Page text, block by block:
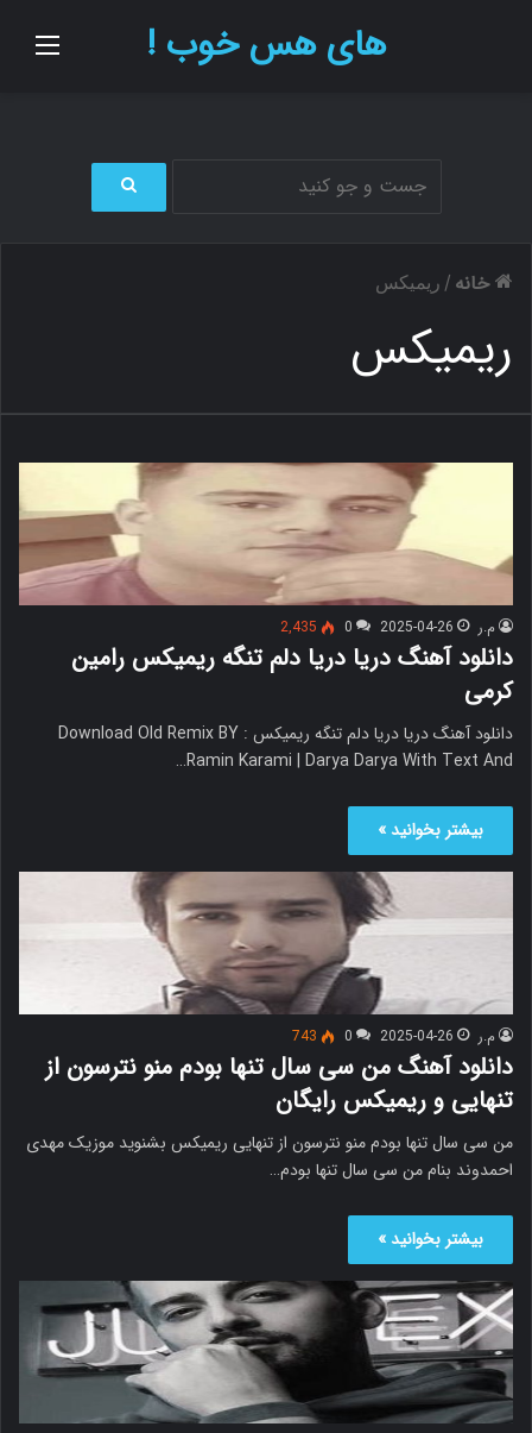
های هس خوب !
ج
ی
خانه / ریمیکس
ریمیکس
م.ر 2025-04-26
0
2,435
دانلود آهنگ دریا دریا دلم تنگه ریمیکس رامین
کرمی
دانلود آهنگ دریا دریا دلم تنگه ریمیکس Download Old Remix BY :
Ramin Karami | Darya Darya With Text And…
بیشتر بخوانید »
م.ر 2025-04-26
0
743
دانلود آهنگ من سی سال تنها بودم منو نترسون از
تنهایی و ریمیکس رایگان
من سی سال تنها بودم منو نترسون از تنهایی ریمیکس بشنوید موزیک مهدی
احمدوند بنام من سی سال تنها بودم…
بیشتر بخوانید »